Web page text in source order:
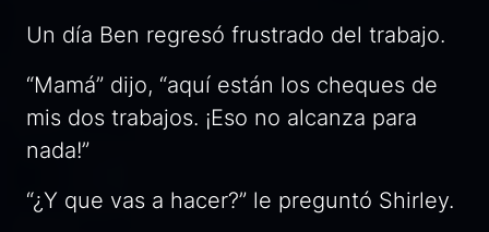
Un día Ben regresó frustrado del trabajo.
“Mamá” dijo, “aquí están los cheques de
mis dos trabajos. ¡Eso no alcanza para
nada!”
“¿Y que vas a hacer?” le preguntó Shirley.